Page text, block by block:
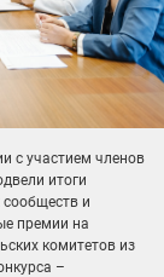
с участием членов
итоги
сообществ и
премии на
комитетов из
–